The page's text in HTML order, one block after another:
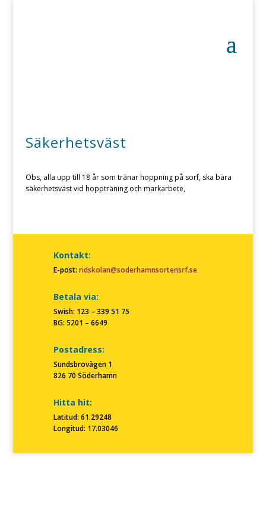
Säkerhetsväst
Obs, alla upp till 18 år som tränar hoppning på sorf, ska bära
säkerhetsväst vid hoppträning och markarbete,
Kontakt:
E-post: ridskolan@soderhamnsortensrf.se
Betala via:
Swish: 123 – 339 51 75
BG: 5201 – 6649
Postadress:
Sundsbrovägen 1
826 70 Söderhamn
Hitta hit:
Latitud: 61.29248
Longitud: 17.03046